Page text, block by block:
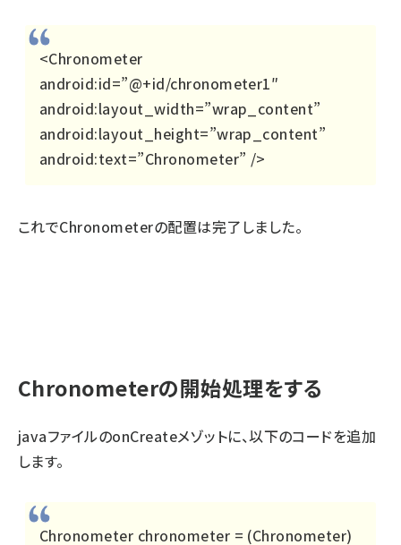
<Chronometer
android:id=”@+id/chronometer1″
android:layout_width=”wrap_content”
android:layout_height=”wrap_content”
android:text=”Chronometer” />
これでChronometerの配置は完了しました。
Chronometerの開始処理をする
javaファイルのonCreateメゾットに、以下のコードを追加
します。
Chronometer chronometer = (Chronometer)